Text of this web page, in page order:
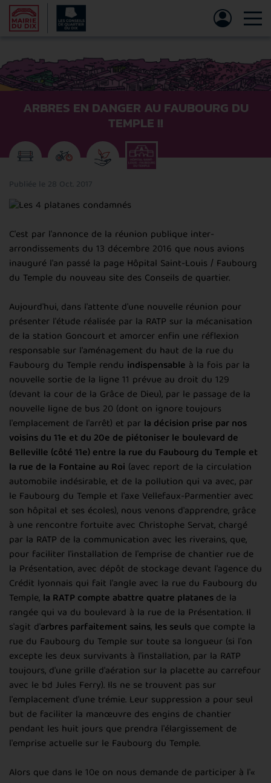
ARBRES EN DANGER AU FAUBOURG DU
TEMPLE !!
Publiée le 28 Oct. 2017
C'est par l'annonce de la réunion publique inter-
arrondissements du 13 décembre 2016 que nous avions
inauguré l'an passé la page Hôpital Saint-Louis / Faubourg
du Temple du nouveau site des Conseils de quartier.
Aujourd'hui, dans l'attente d'une nouvelle réunion pour
présenter l'étude réalisée par la RATP sur la mécanisation
de la station Goncourt et amorcer enfin une réflexion
responsable sur l'aménagement du haut de la rue du
Faubourg du Temple rendu indispensable à la fois par la
nouvelle sortie de la ligne 11 prévue au droit du 129
(devant la cour de la Grâce de Dieu), par le passage de la
nouvelle ligne de bus 20 (dont on ignore toujours
l'emplacement de l'arrêt) et par la décision prise par nos
voisins du 11e et du 20e de piétoniser le boulevard de
Belleville (côté 11e) entre la rue du Faubourg du Temple et
la rue de la Fontaine au Roi (avec report de la circulation
automobile indésirable, et de la pollution qui va avec, par
le Faubourg du Temple et l'axe Vellefaux-Parmentier avec
son hôpital et ses écoles), nous venons d'apprendre, grâce
à une rencontre fortuite avec Christophe Servat, chargé
par la RATP de la communication avec les riverains, que,
pour faciliter l'installation de l'emprise de chantier rue de
la Présentation, avec dépôt de stockage devant l'agence du
Crédit lyonnais qui fait l'angle avec la rue du Faubourg du
Temple, la RATP compte abattre quatre platanesde la
rangée qui va du boulevard à la rue de la Présentation. Il
s'agit d'arbres parfaitement sains, les seuls que compte la
rue du Faubourg du Temple sur toute sa longueur (si l'on
excepte les deux survivants à l'installation, par la RATP
toujours, d'une grille d'aération sur la placette au carrefour
avec le bd Jules Ferry). Ils ne se trouvent pas sur
l'emplacement d'une trémie. Leur suppression a pour seul
but de faciliter la manœuvre des engins de chantier
pendant les huit jours que prendra l'élargissement de
l'emprise actuelle sur le Faubourg du Temple.
Alors que dans le 10e on nous demande de participer à l'«